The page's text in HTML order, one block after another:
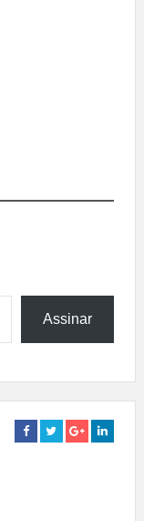
Assinar
Connect
on
Connect
on
Connect
on
Connect
on